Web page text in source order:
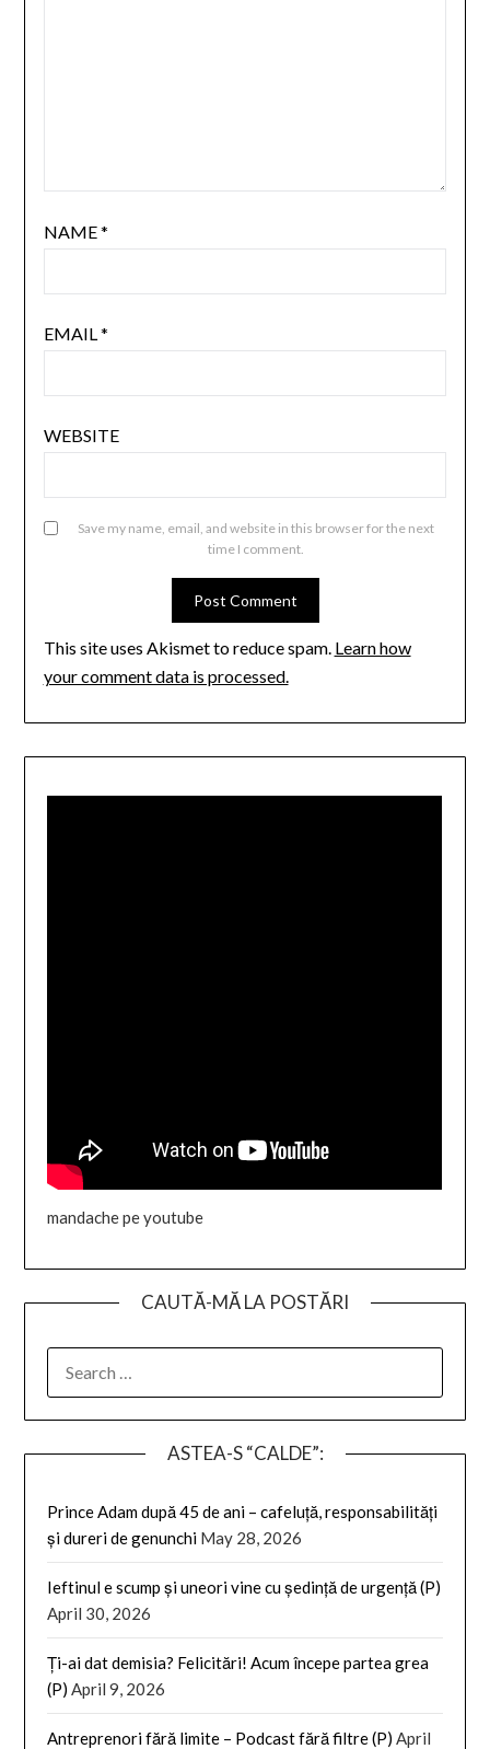
NAME*
EMAIL*
WEBSITE
Save my name, email, and website in this browser for the next
time I comment.
This site uses Akismet to reduce spam. Learn how
your comment data is processed.
mandache pe youtube
CAUTĂ-MĂ LA POSTĂRI
FOR:
ASTEA-S “CALDE”:
Prince Adam după 45 de ani – cafeluță, responsabilități
și dureri de genunchi May 28, 2026
Ieftinul e scump și uneori vine cu ședință de urgență (P)
April 30, 2026
Ți-ai dat demisia? Felicitări! Acum începe partea grea
(P) April 9, 2026
Antreprenori fără limite – Podcast fără filtre (P) April